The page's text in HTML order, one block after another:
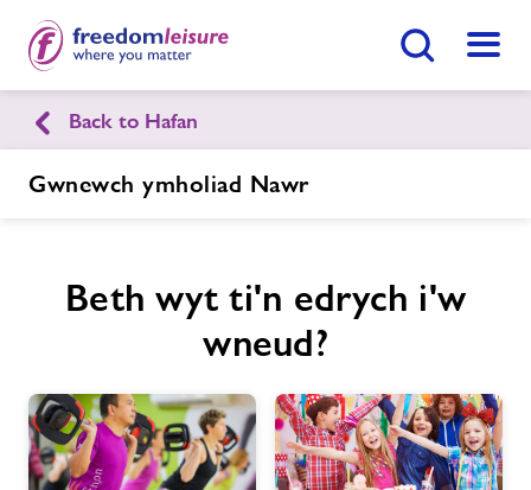
English Cymraeg
Canolfan Hamdden Rhaeadr Gwy
Hafan
Amserlenni
Gwnewch Ymholiad Nawr
Dod O Hyd I Ganolfan
Back to Hafan
Gwnewch ymholiad Nawr
Beth wyt ti'n edrych i'w
wneud?